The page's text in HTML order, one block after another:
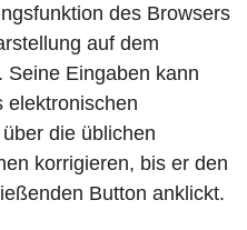
des Browsers
auf dem
Seine Eingaben kann
elektronischen
die üblichen
korrigieren, bis er den
Button anklickt.